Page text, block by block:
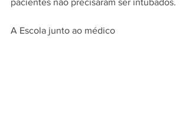
A Escola junto ao médico